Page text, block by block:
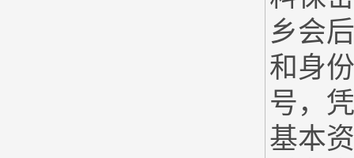
乡会
和身
号，
基本